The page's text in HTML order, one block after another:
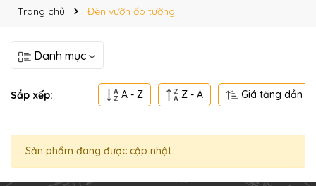
Trang chủ Đèn vườn ốp tường
Danh mục
Sắp xếp: A - Z Z - A Giá tăng dần
Sản phẩm đang được cập nhật.